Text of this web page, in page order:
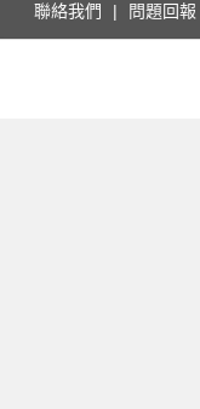
聯絡我們 問題回報